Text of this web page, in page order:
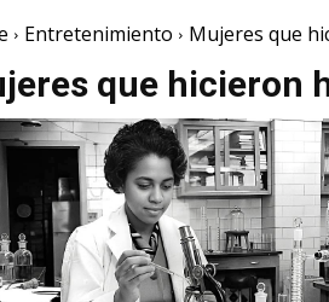
Entretenimiento Mujeres que
que hicieron